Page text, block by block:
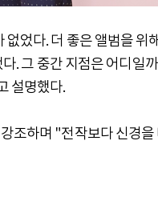
었다. 더 좋은 앨범을 위
. 그 중간 지점은 어디일
설명했다.
조하며 "전작보다 신경을